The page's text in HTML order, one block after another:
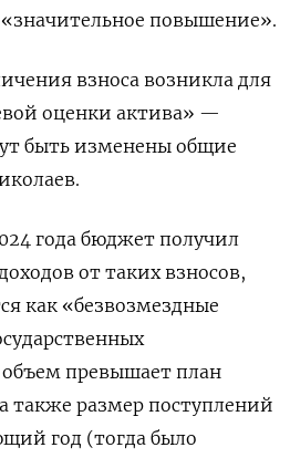
повышение».
взноса возникла для
оценки актива» —
быть изменены общие
года бюджет получил
от таких взносов,
как «безвозмездные
превышает план
также размер поступлений
год (тогда было